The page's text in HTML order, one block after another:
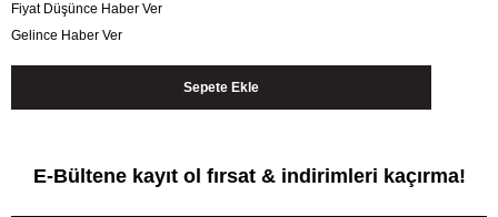
Fiyat Düşünce Haber Ver
Gelince Haber Ver
E-Bültene kayıt ol fırsat & indirimleri kaçırma!